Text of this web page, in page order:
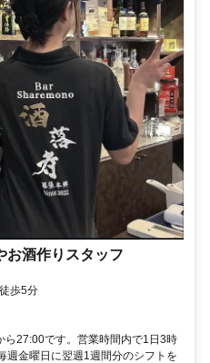
お酒作りスタッフ
歩5分
ら27:00です。営業時間内で1日3時
週金曜日に翌週1週間分のシフトを